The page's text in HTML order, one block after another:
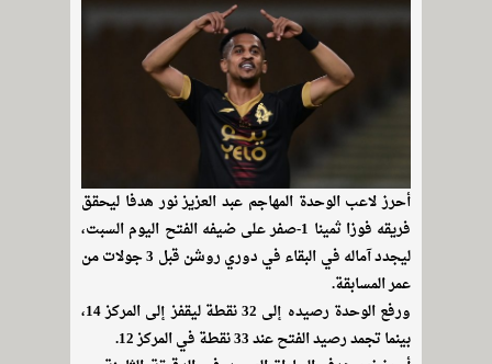
أحرز لاعب الوحدة المهاجم عبد العزيز نور هدفا ليحقق
فريقه فوزا ثمينا 1-صفر على ضيفه الفتح اليوم السبت،
ليجدد آماله في البقاء في دوري روشن قبل 3 جولات من
عمر المسابقة.
ورفع الوحدة رصيده إلى 32 نقطة ليقفز إلى المركز 14،
بينما تجمد رصيد الفتح عند 33 نقطة في المركز 12.